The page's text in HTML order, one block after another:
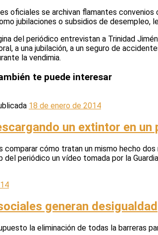
oficiales se archivan flamantes
jubilaciones o subsidios de
del periódico entrevistan a Trinidad
a una jubilación, a un seguro de
la vendimia.
te puede interesar
18 de enero de 2014
un extintor en
comparar cómo tratan un mismo hecho
del periódico un vídeo tomada por la
generan desigualdad
la eliminación de todas la barreras